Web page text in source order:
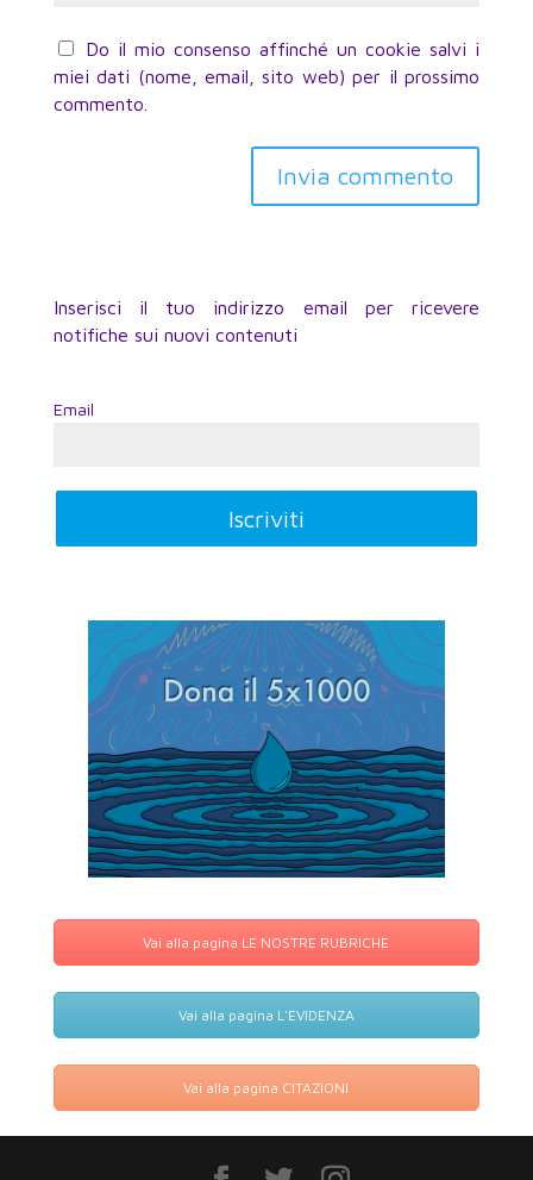
Do il mio consenso affinché un cookie salvi i
miei dati (nome, email, sito web) per il prossimo
commento.
Inserisci il tuo indirizzo email per ricevere
notifiche sui nuovi contenuti
Email
Vai alla pagina LE NOSTRE RUBRICHE
Vai alla pagina L'EVIDENZA
Vai alla pagina CITAZIONI